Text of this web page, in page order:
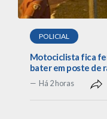
POLICIAL
Motociclista fica
bater em poste de
Há 2 horas